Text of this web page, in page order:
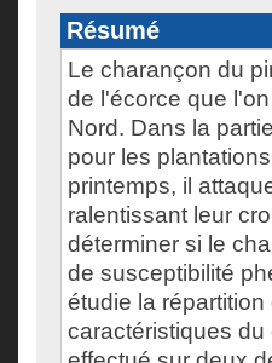
Résumé
Le charançon du
de l'écorce que
Nord. Dans la
pour les
printemps, il
ralentissant leur
déterminer si le
de susceptibilité
étudie la
caractéristiques